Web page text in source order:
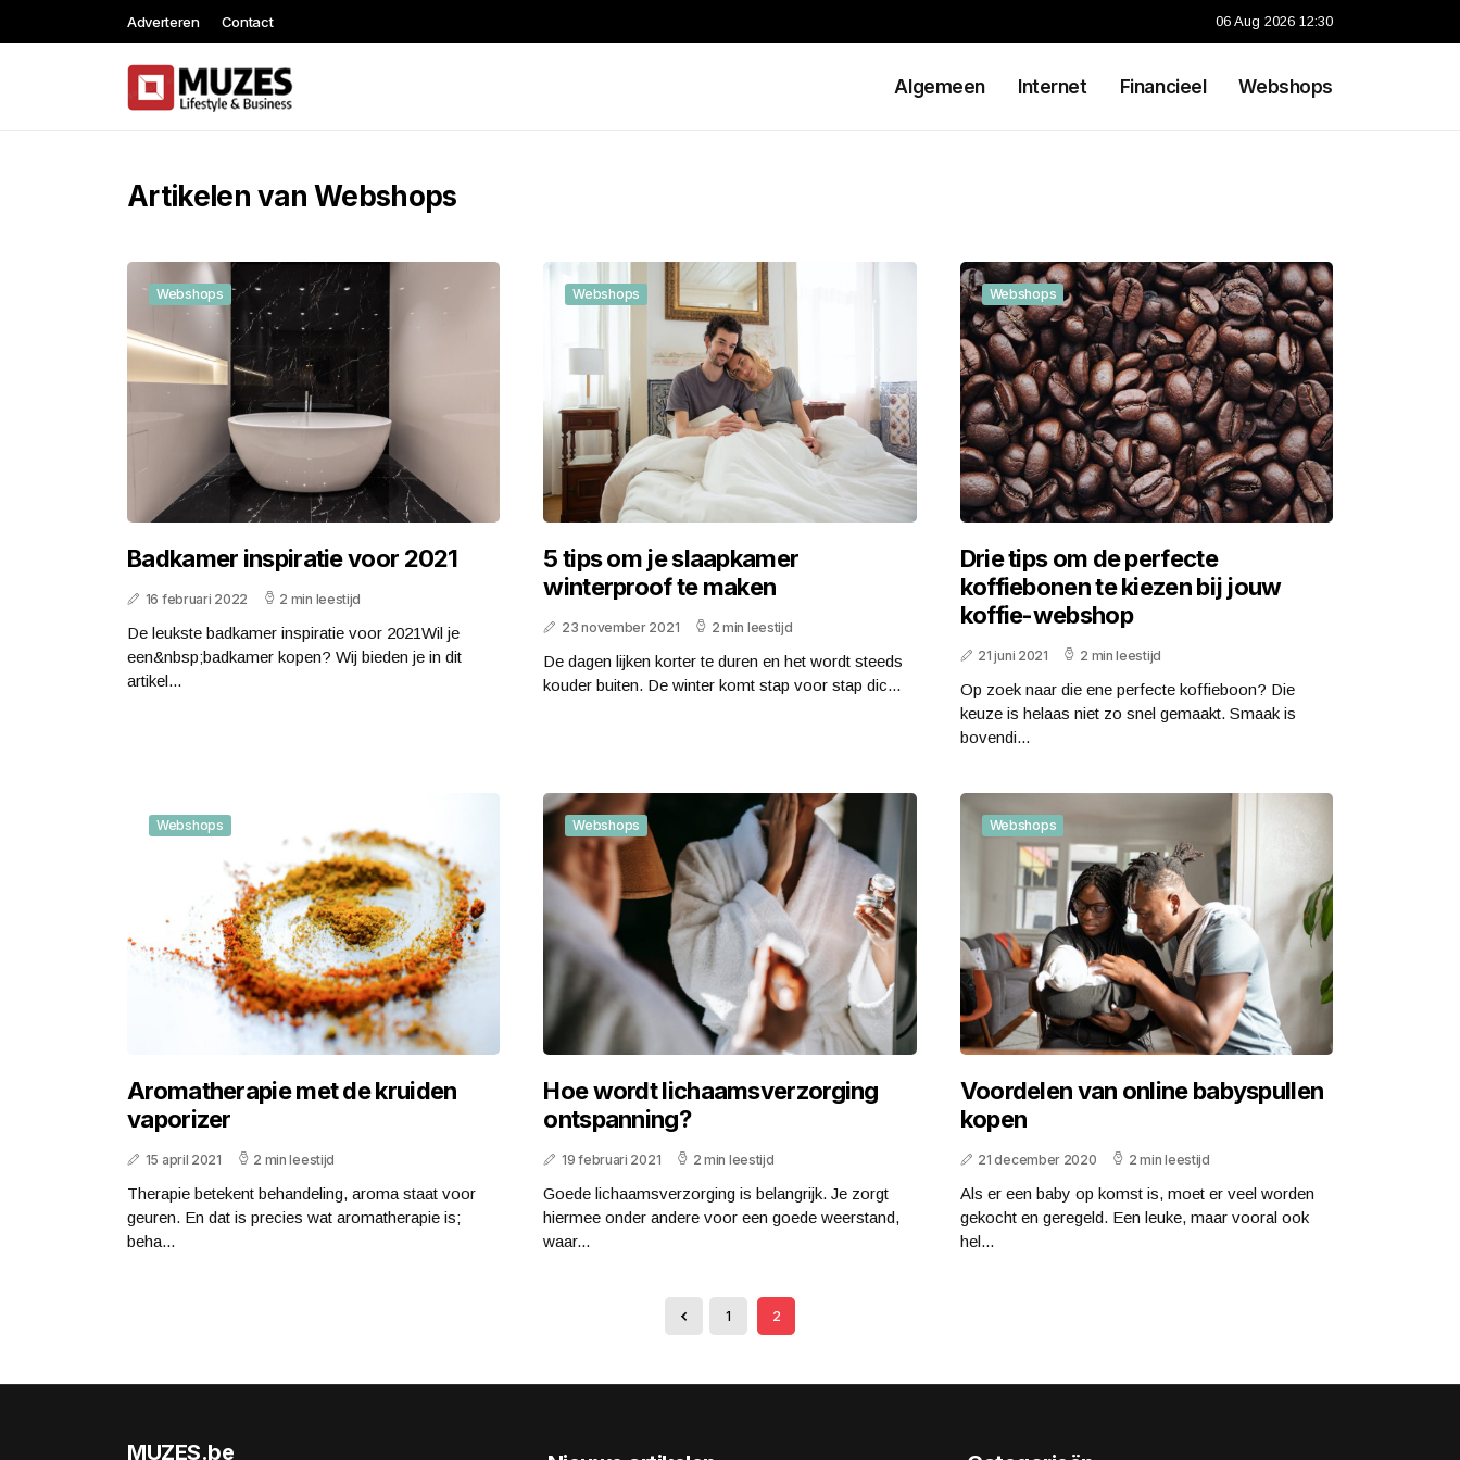
Adverteren Contact 06 Aug 2026 12:30
Algemeen Internet Financieel Webshops
Artikelen van Webshops
Webshops
Badkamer inspiratie voor 2021
16 februari 2022 2 min leestijd
De leukste badkamer inspiratie voor 2021Wil je
een&nbsp;badkamer kopen? Wij bieden je in dit
artikel...
Webshops
5 tips om je slaapkamer
winterproof te maken
23 november 2021 2 min leestijd
De dagen lijken korter te duren en het wordt steeds
kouder buiten. De winter komt stap voor stap dic...
Webshops
Drie tips om de perfecte
koffiebonen te kiezen bij jouw
koffie-webshop
21 juni 2021 2 min leestijd
Op zoek naar die ene perfecte koffieboon? Die
keuze is helaas niet zo snel gemaakt. Smaak is
bovendi...
Webshops
Aromatherapie met de kruiden
vaporizer
15 april 2021 2 min leestijd
Therapie betekent behandeling, aroma staat voor
geuren. En dat is precies wat aromatherapie is;
beha...
Webshops
Hoe wordt lichaamsverzorging
ontspanning?
19 februari 2021 2 min leestijd
Goede lichaamsverzorging is belangrijk. Je zorgt
hiermee onder andere voor een goede weerstand,
waar...
Webshops
Voordelen van online babyspullen
kopen
21 december 2020 2 min leestijd
Als er een baby op komst is, moet er veel worden
gekocht en geregeld. Een leuke, maar vooral ook
hel...
1 2
MUZES.be